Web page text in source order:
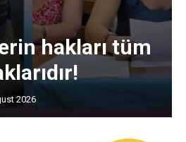
hakları tüm
2026